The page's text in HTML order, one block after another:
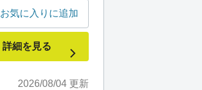
2026/08/04 更新
お気に入りに追加
詳細を見る